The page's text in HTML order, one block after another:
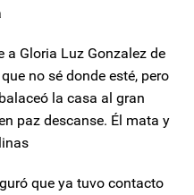
a Gloria Luz Gonzalez de
no sé donde esté, pero
la casa al gran
paz descanse. Él mata y
que ya tuvo contacto